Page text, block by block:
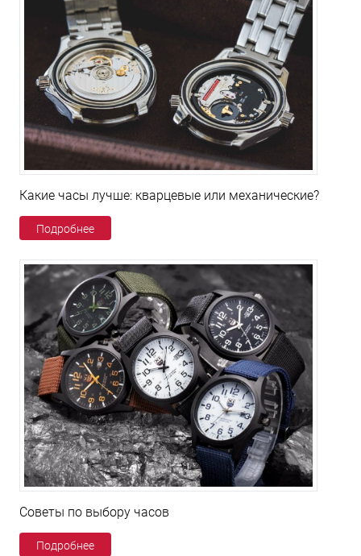
Какие часы лучше: кварцевые или механические?
Подробнее
Советы по выбору часов
Подробнее